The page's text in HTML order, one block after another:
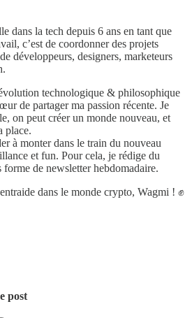
dans la tech depuis 6 ans en tant que
c’est de coordonner des projets
développeurs, designers, marketeurs
technologique & philosophique
de partager ma passion récente. Je
on peut créer un monde nouveau, et
place.
à monter dans le train du nouveau
et fun. Pour cela, je rédige du
de newsletter hebdomadaire.
dans le monde crypto, Wagmi ! ✊
post